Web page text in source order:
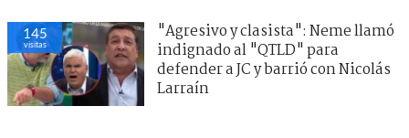
145
visitas
"Agresivo y clasista": Neme llamó
indignado al "QTLD" para
defender a JC y barrió con Nicolás
Larraín